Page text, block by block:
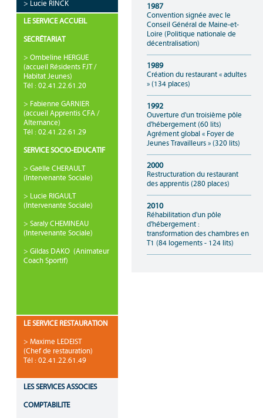
> Lucie RINCK
LE SERVICE ACCUEIL
SECRÉTARIAT
> Ombeline HERGUE
(accueil Résidents FJT /
Habitat Jeunes)
Tél : 02.41.22.61.20
> Fabienne GARNIER
(accueil Apprentis CFA /
Alternance)
Tél : 02.41.22.61.29
SERVICE SOCIO-EDUCATIF
> Gaëlle CHERAULT
(Intervenante Sociale)
> Lucie RIGAULT
(Intervenante Sociale)
> Saraly CHEMINEAU
(Intervenante Sociale)
> Gildas DAKO (Animateur
Coach Sportif)
LE SERVICE RESTAURATION
> Maxime LEDEIST
(Chef de restauration)
Tél : 02.41.22.61.49
LES SERVICES ASSOCIES
COMPTABILITE
1987
Convention signée avec le
Conseil Général de Maine-et-
Loire (Politique nationale de
décentralisation)
1989
Création du restaurant « adultes
» (134 places)
1992
Ouverture d'un troisième pôle
d'hébergement (60 lits)
Agrément global « Foyer de
Jeunes Travailleurs » (320 lits)
2000
Restructuration du restaurant
des apprentis (280 places)
2010
Réhabilitation d'un pôle
d'hébergement :
transformation des chambres en
T1 (84 logements - 124 lits)